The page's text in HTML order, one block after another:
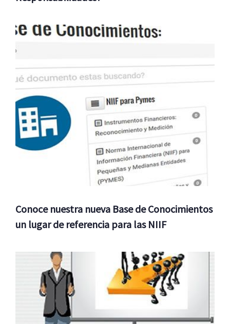
Conoce nuestra nueva Base de Conocimientos
un lugar de referencia para las NIIF